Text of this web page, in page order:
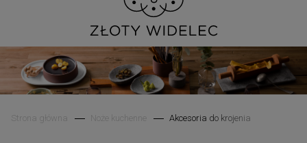
Strona główna Noże kuchenne Akcesoria do krojenia